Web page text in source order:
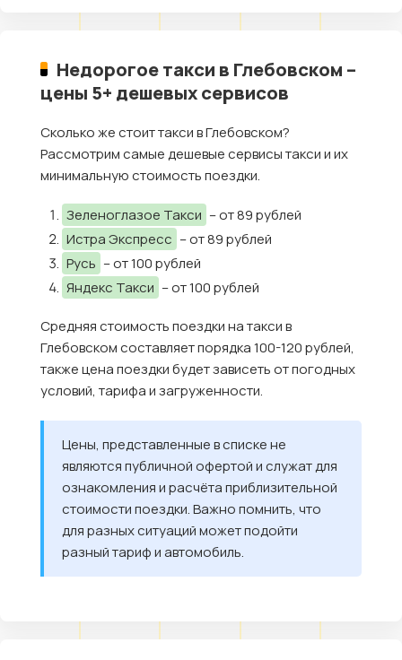
Недорогое такси в Глебовском –
цены 5+ дешевых сервисов
Сколько же стоит такси в Глебовском?
Рассмотрим самые дешевые сервисы такси и их
минимальную стоимость поездки.
Зеленоглазое Такси – от 89 рублей
Истра Экспресс – от 89 рублей
Русь – от 100 рублей
Яндекс Такси – от 100 рублей
Средняя стоимость поездки на такси в
Глебовском составляет порядка 100-120 рублей,
также цена поездки будет зависеть от погодных
условий, тарифа и загруженности.
Цены, представленные в списке не
являются публичной офертой и служат для
ознакомления и расчёта приблизительной
стоимости поездки. Важно помнить, что
для разных ситуаций может подойти
разный тариф и автомобиль.